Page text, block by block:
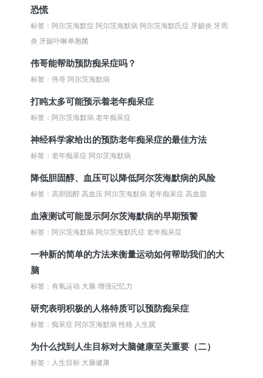
恐慌
标签：阿尔茨海默症 阿尔茨海默病 阿尔茨海默氏症 牙龈炎 牙周
炎 牙龈卟啉单胞菌
伟哥能帮助预防痴呆症吗？
标签：伟哥 阿尔茨海默病
打盹太多可能预示着老年痴呆症
标签：阿尔茨海默病 老年痴呆症
神经科学家给出的预防老年痴呆症的最佳方法
标签：老年痴呆症 阿尔茨海默病
降低胆固醇、血压可以降低阿尔茨海默病的风险
标签：高胆固醇 高血压 阿尔茨海默病 老年痴呆症 高血脂
血液测试可能显示阿尔茨海默病的早期预警
标签：阿尔茨海默病 阿尔茨海默氏症 老年痴呆症
一种新的简单的方法来衡量运动如何帮助我们的大
脑
标签：有氧运动 大脑 增强记忆力
研究表明积极的人格特质可以预防痴呆症
标签：痴呆症 阿尔茨海默病 性格 人生观
为什么找到人生目标对大脑健康至关重要（二）
标签：人生目标 大脑健康